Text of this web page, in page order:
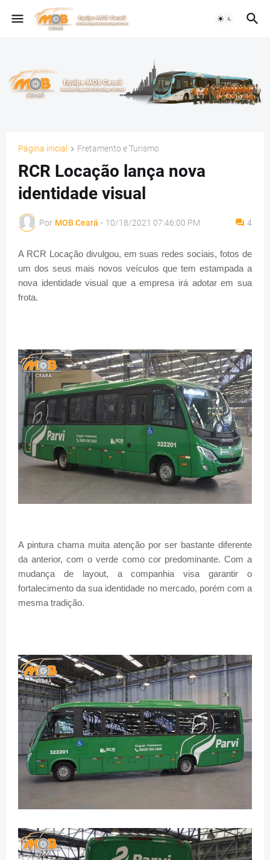
Página inicial Fretamento e Turismo
RCR Locação lança nova
identidade visual
Por MOB Ceará - 10/18/2021 07:46:00 PM 4
A RCR Locação divulgou, em suas redes sociais, fotos de
um dos seus mais novos veículos que tem estampada a
nova identidade visual que a empresa irá adotar em sua
frota.
A pintura chama muita atenção por ser bastante diferente
da anterior, com o verde como cor predominante. Com a
mudança de layout, a companhia visa garantir o
fortalecimento da sua identidade no mercado, porém com a
mesma tradição.